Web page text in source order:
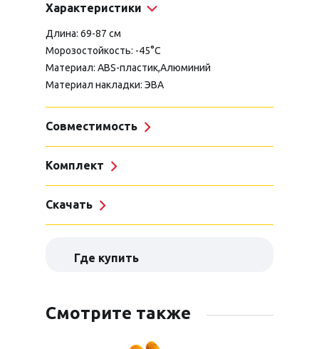
Характеристики
Длина: 69-87 см
Морозостойкость: -45°С
Материал: ABS-пластик,Алюминий
Материал накладки: ЭВА
Совместимость
Комплект
Скачать
Где купить
Смотрите также